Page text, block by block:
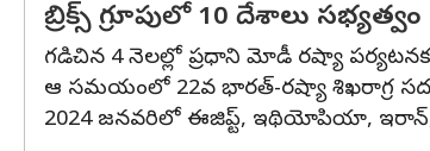
బ్రిక్స్ గ్రూపులో 10 దేశాలు సభ్యత్వం
గడిచిన 4 నెలల్లో ప్రధాని మోడీ రష్యా
ఆ సమయంలో 22వ భారత్-రష్యా శిఖరాగ్ర
2024 జనవరిలో ఈజిప్ట్, ఇథియోపియా, ఇరాన్,